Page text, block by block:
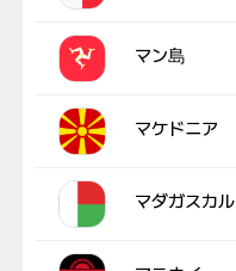
マン島
マケドニア
マダガスカル